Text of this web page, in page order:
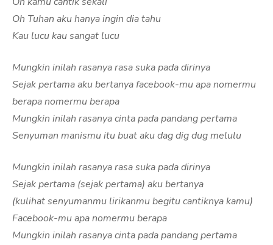
Oh Tuhan aku hanya ingin dia tahu
Kau lucu kau sangat lucu
Mungkin inilah rasanya rasa suka pada dirinya
Sejak pertama aku bertanya facebook-mu apa nomermu
berapa nomermu berapa
Mungkin inilah rasanya cinta pada pandang pertama
Senyuman manismu itu buat aku dag dig dug melulu
Mungkin inilah rasanya rasa suka pada dirinya
Sejak pertama (sejak pertama) aku bertanya
(kulihat senyumanmu lirikanmu begitu cantiknya kamu)
Facebook-mu apa nomermu berapa
Mungkin inilah rasanya cinta pada pandang pertama